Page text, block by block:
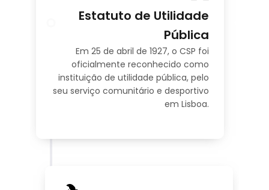
Estatuto de Utilidade
Pública
Em 25 de abril de 1927, o CSP foi
oficialmente reconhecido como
instituição de utilidade pública, pelo
seu serviço comunitário e desportivo
em Lisboa.